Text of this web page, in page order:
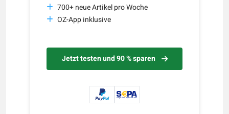
700+ neue Artikel pro Woche
OZ-App inklusive
Jetzt testen und 90 % sparen